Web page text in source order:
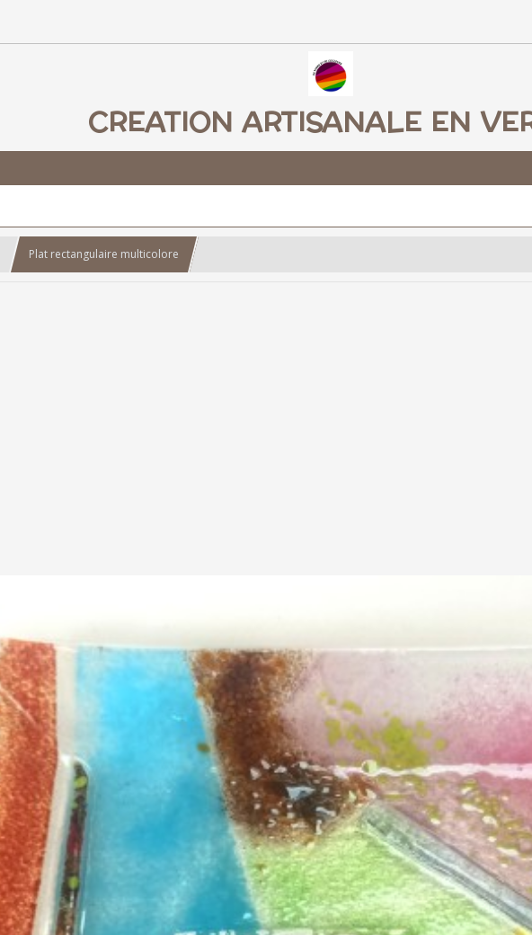
CREATION ARTISANALE EN
Plat rectangulaire multicolore